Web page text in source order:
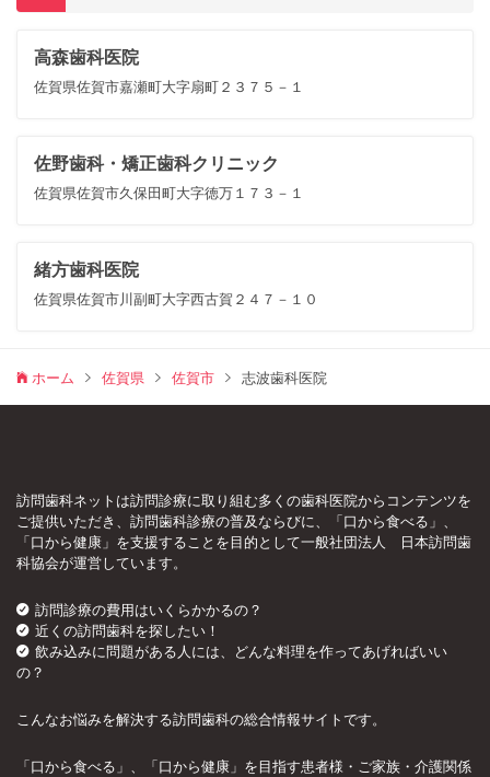
高森歯科医院
佐賀県佐賀市嘉瀬町大字扇町２３７５－１
佐野歯科・矯正歯科クリニック
佐賀県佐賀市久保田町大字徳万１７３－１
緒方歯科医院
佐賀県佐賀市川副町大字西古賀２４７－１０
ホーム 佐賀県 佐賀市 志波歯科医院
訪問歯科ネットは訪問診療に取り組む多くの歯科医院からコンテンツを
ご提供いただき、訪問歯科診療の普及ならびに、「口から食べる」、
「口から健康」を支援することを目的として一般社団法人 日本訪問歯
科協会が運営しています。
訪問診療の費用はいくらかかるの？
近くの訪問歯科を探したい！
飲み込みに問題がある人には、どんな料理を作ってあげればいい
の？
こんなお悩みを解決する訪問歯科の総合情報サイトです。
「口から食べる」、「口から健康」を目指す患者様・ご家族・介護関係